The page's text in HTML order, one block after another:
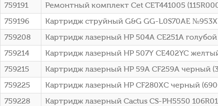
759191
Ремонтный комплект Cet CET441005
759196
Картридж струйный G&G GG-L0S70AE
759208
Картридж лазерный HP 504A CE251A
759214
Картридж лазерный HP 507Y CE402YC
759215
Картридж лазерный HP 59A CF259A черный
759225
Картридж лазерный HP CF280XC черный
759228
Картридж лазерный Cactus CS-PH5550